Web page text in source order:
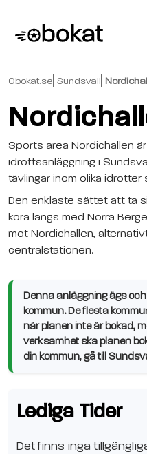
Obokat.se Sundsvall
Sports area Nordichallen
idrottsanläggning i
tävlingar inom olika
Den enklaste sättet att ta
köra längs med Norra
mot Nordichallen,
centralstationen.
Denna anläggning ägs
kommun. De flesta
när planen inte är bokad,
verksamhet ska planen
din kommun, gå till
Lediga Tider
Det finns inga